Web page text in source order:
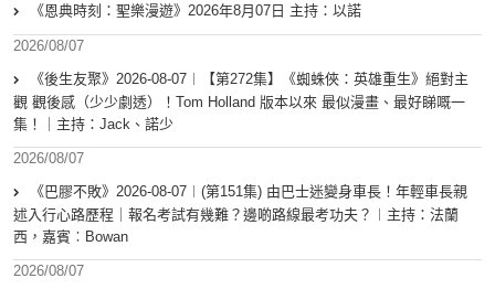
《恩典時刻：聖樂漫遊》2026年8月07日 主持：以諾
2026/08/07
《後生友聚》2026-08-07︱【第272集】《蜘蛛俠：英雄重生》絕對主
觀 觀後感（少少劇透）！Tom Holland 版本以來 最似漫畫、最好睇嘅一
集！｜主持：Jack、諾少
2026/08/07
《巴膠不敗》2026-08-07︱(第151集) 由巴士迷變身車長！年輕車長親
述入行心路歷程｜報名考試有幾難？邊啲路線最考功夫？︱主持：法蘭
西，嘉賓︰Bowan
2026/08/07